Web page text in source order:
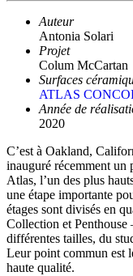
Auteur
Antonia Solari
Projet
Colum McCartan
Surfaces
ATLAS
Année de
2020
C’est à Oakland,
inauguré récemment un
Atlas, l’un des plus
une étape importante
étages sont divisés en
Collection et Penthouse
différentes tailles, du
Leur point commun est
haute qualité.